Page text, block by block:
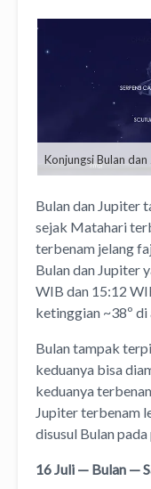
Bulan dan Jupiter
sejak Matahari
terbenam jelang
Bulan dan Jupiter
WIB dan 15:12
ketinggian ~38º
Bulan tampak
keduanya bisa
keduanya
Jupiter terbenam
disusul Bulan
16Juli — Bulan —